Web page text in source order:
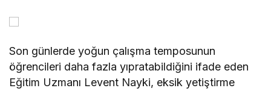
Son günlerde yoğun çalışma temposunun
öğrencileri daha fazla yıpratabildiğini ifade eden
Eğitim Uzmanı Levent Nayki, eksik yetiştirme